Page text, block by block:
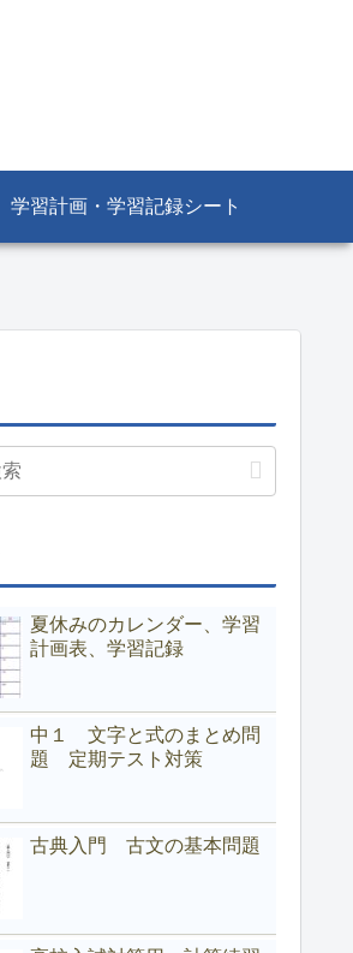
学習計画・学習記録シート
夏休みのカレンダー、学習
計画表、学習記録
中１ 文字と式のまとめ問
題 定期テスト対策
古典入門 古文の基本問題